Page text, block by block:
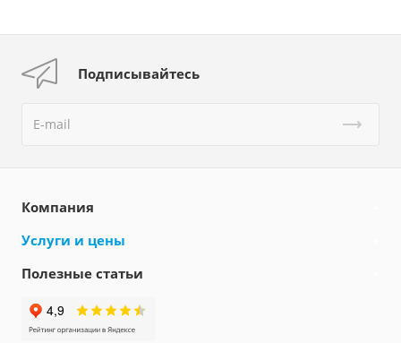
Подписывайтесь
Компания
Услуги и цены
Полезные статьи